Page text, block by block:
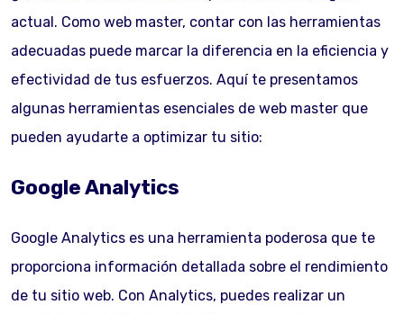
actual. Como web master, contar con las herramientas
adecuadas puede marcar la diferencia en la eficiencia y
efectividad de tus esfuerzos. Aquí te presentamos
algunas herramientas esenciales de web master que
pueden ayudarte a optimizar tu sitio:
Google Analytics
Google Analytics es una herramienta poderosa que te
proporciona información detallada sobre el rendimiento
de tu sitio web. Con Analytics, puedes realizar un